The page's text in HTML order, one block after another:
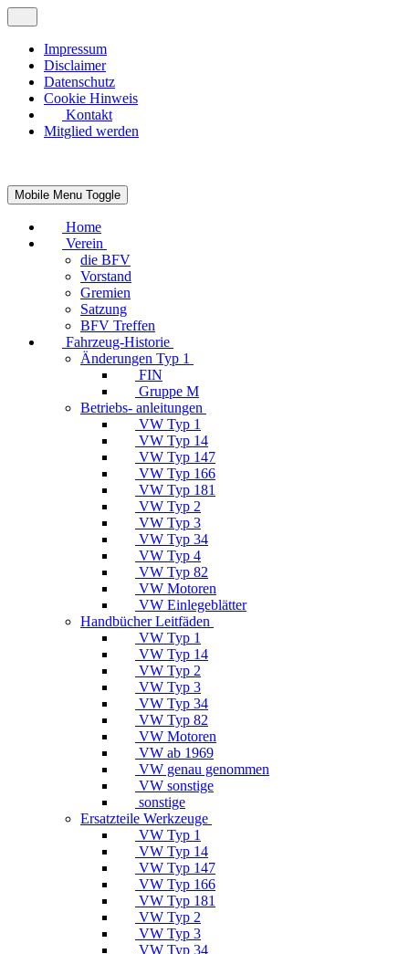
Impressum
Disclaimer
Datenschutz
Cookie Hinweis
Kontakt
Mitglied werden
Mobile Menu Toggle
Home
Verein
die BFV
Vorstand
Gremien
Satzung
BFV Treffen
Fahrzeug-Historie
Änderungen Typ 1
FIN
Gruppe M
Betriebs- anleitungen
VW Typ 1
VW Typ 14
VW Typ 147
VW Typ 166
VW Typ 181
VW Typ 2
VW Typ 3
VW Typ 34
VW Typ 4
VW Typ 82
VW Motoren
VW Einlegeblätter
Handbücher Leitfäden
VW Typ 1
VW Typ 14
VW Typ 2
VW Typ 3
VW Typ 34
VW Typ 82
VW Motoren
VW ab 1969
VW genau genommen
VW sonstige
sonstige
Ersatzteile Werkzeuge
VW Typ 1
VW Typ 14
VW Typ 147
VW Typ 166
VW Typ 181
VW Typ 2
VW Typ 3
VW Typ 34